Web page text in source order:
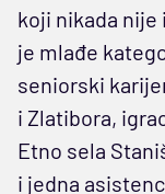
koji nikada nije
je mlađe
seniorski
i Zlatibora,
Etno sela
i jedna